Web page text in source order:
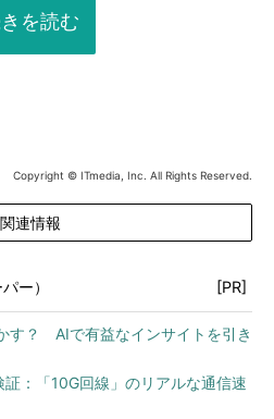
を読む
Copyright © ITmedia, Inc. All Rights Reserved.
関連情報
ー） [PR]
す？ AIで有益なインサイトを引き
：「10G回線」のリアルな通信速